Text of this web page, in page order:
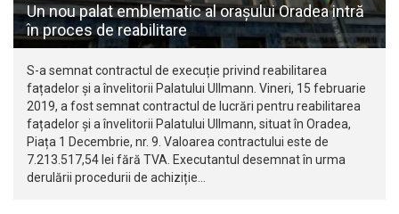
Un nou palat emblematic al orașului Oradea intră
în proces de reabilitare
S-a semnat contractul de execuție privind reabilitarea
fațadelor și a învelitorii Palatului Ullmann. Vineri, 15 februarie
2019, a fost semnat contractul de lucrări pentru reabilitarea
fațadelor și a învelitorii Palatului Ullmann, situat în Oradea,
Piața 1 Decembrie, nr. 9. Valoarea contractului este de
7.213.517,54 lei fără TVA. Executantul desemnat în urma
derulării procedurii de achiziție…